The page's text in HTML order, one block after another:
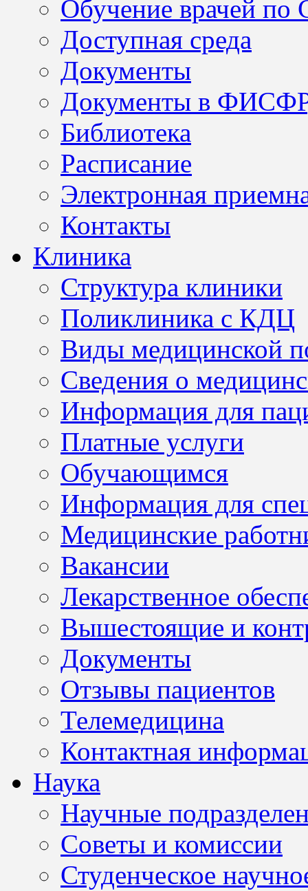
Обучение врачей по
Доступная среда
Документы
Документы в
Библиотека
Расписание
Электронная
Контакты
Клиника
Структура клиники
Поликлиника с КДЦ
Виды медицинской
Сведения о
Информация для
Платные услуги
Обучающимся
Информация для
Медицинские
Вакансии
Лекарственное
Вышестоящие и
Документы
Отзывы пациентов
Телемедицина
Контактная
Наука
Научные
Советы и комиссии
Студенческое